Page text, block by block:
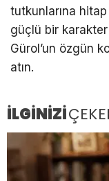
tutkunlarına
güçlü bir
Gürol’un özgün
atın.
İLGİNİZİ